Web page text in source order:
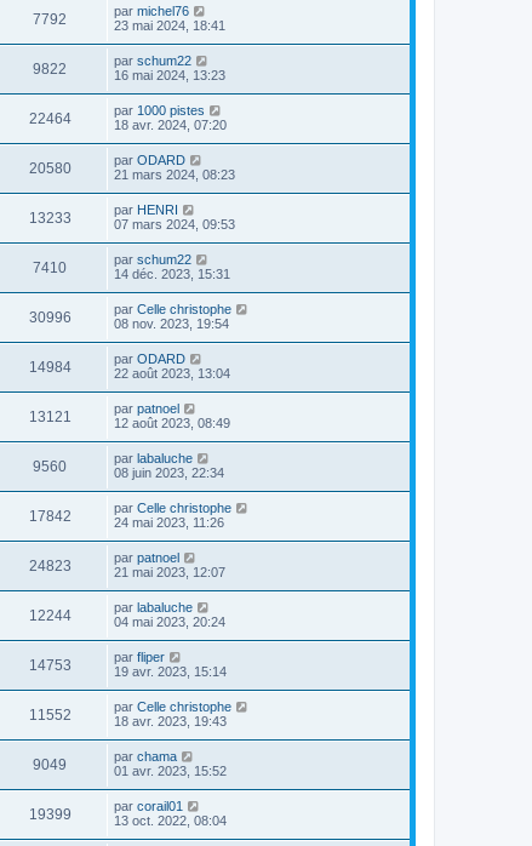
7792 par michel76
23 mai 2024, 18:41
9822 par schum22
16 mai 2024, 13:23
22464 par 1000 pistes
18 avr. 2024, 07:20
20580 par ODARD
21 mars 2024, 08:23
13233 par HENRI
07 mars 2024, 09:53
7410 par schum22
14 déc. 2023, 15:31
30996 par Celle christophe
08 nov. 2023, 19:54
14984 par ODARD
22 août 2023, 13:04
13121 par patnoel
12 août 2023, 08:49
9560 par labaluche
08 juin 2023, 22:34
17842 par Celle christophe
24 mai 2023, 11:26
24823 par patnoel
21 mai 2023, 12:07
12244 par labaluche
04 mai 2023, 20:24
14753 par fliper
19 avr. 2023, 15:14
11552 par Celle christophe
18 avr. 2023, 19:43
9049 par chama
01 avr. 2023, 15:52
19399 par corail01
13 oct. 2022, 08:04